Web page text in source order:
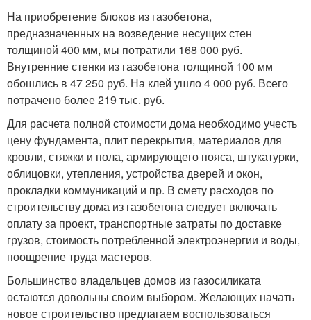
На приобретение блоков из газобетона,
предназначенных на возведение несущих стен
толщиной 400 мм, мы потратили 168 000 руб.
Внутренние стенки из газобетона толщиной 100 мм
обошлись в 47 250 руб. На клей ушло 4 000 руб. Всего
потрачено более 219 тыс. руб.
Для расчета полной стоимости дома необходимо учесть
цену фундамента, плит перекрытия, материалов для
кровли, стяжки и пола, армирующего пояса, штукатурки,
облицовки, утепления, устройства дверей и окон,
прокладки коммуникаций и пр. В смету расходов по
строительству дома из газобетона следует включать
оплату за проект, транспортные затраты по доставке
грузов, стоимость потребленной электроэнергии и воды,
поощрение труда мастеров.
Большинство владельцев домов из газосиликата
остаются довольны своим выбором. Желающих начать
новое строительство предлагаем воспользоваться